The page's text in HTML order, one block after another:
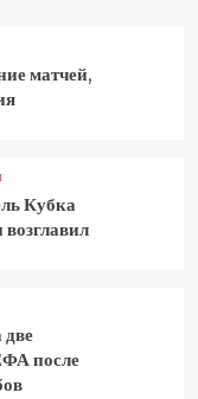
матчей,
Кубка
две
после